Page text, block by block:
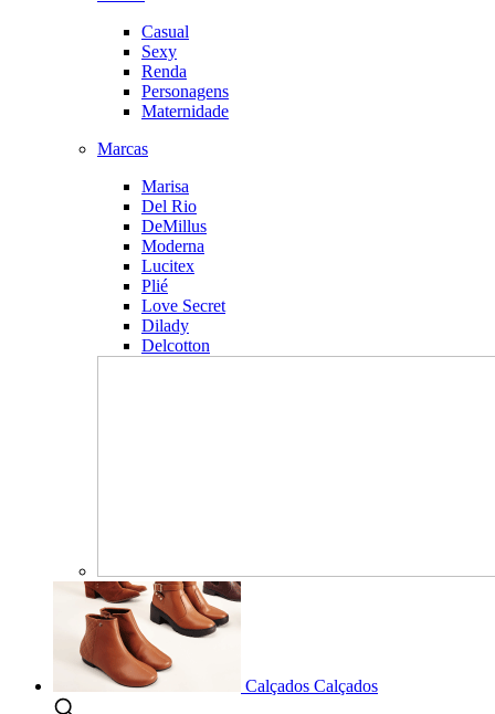
Casual
Sexy
Renda
Personagens
Maternidade
Marcas
Marisa
Del Rio
DeMillus
Moderna
Lucitex
Plié
Love Secret
Dilady
Delcotton
Calçados Calçados